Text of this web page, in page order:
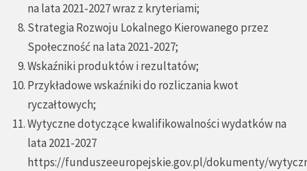
na lata 2021-2027 wraz z kryteriami;
Strategia Rozwoju Lokalnego Kierowanego przez
Społeczność na lata 2021-2027;
Wskaźniki produktów i rezultatów;
Przykładowe wskaźniki do rozliczania kwot
ryczałtowych;
Wytyczne dotyczące kwalifikowalności wydatków na
lata 2021-2027
https://funduszeeuropejskie.gov.pl/dokumenty/